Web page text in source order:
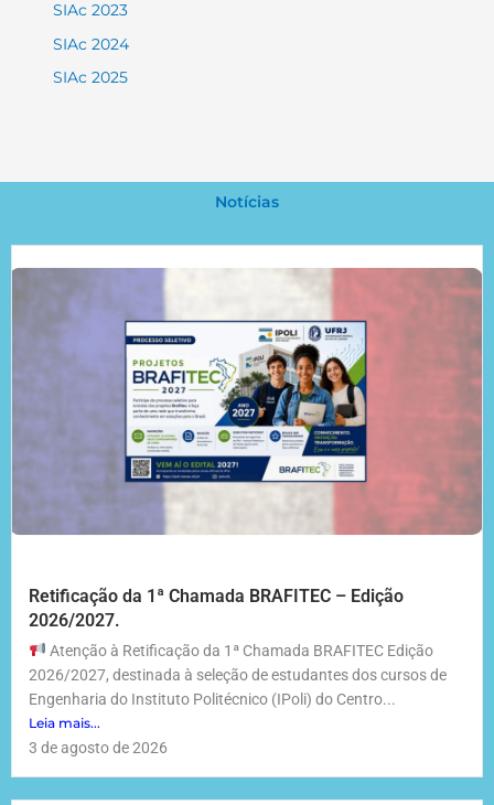
SIAc 2023
SIAc 2024
SIAc 2025
Notícias
Retificação da 1ª Chamada BRAFITEC – Edição
2026/2027.
Atenção à Retificação da 1ª Chamada BRAFITEC Edição
2026/2027, destinada à seleção de estudantes dos cursos de
Engenharia do Instituto Politécnico (IPoli) do Centro...
Leia mais...
3 de agosto de 2026